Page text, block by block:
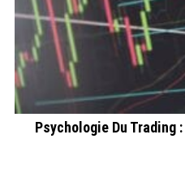
Psychologie Du Trading